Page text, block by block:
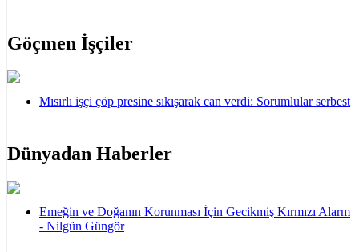
Göçmen İşçiler
Mısırlı işçi çöp presine sıkışarak can verdi: Sorumlular serbest
Dünyadan Haberler
Emeğin ve Doğanın Korunması İçin Gecikmiş Kırmızı Alarm
- Nilgün Güngör